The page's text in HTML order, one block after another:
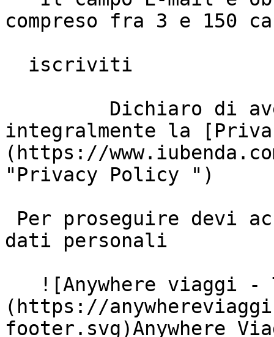
compreso fra 3 e 150
integralmente la
(https://
"Privacy Policy ")
dati personali
(https://
footer.svg)Anywhere